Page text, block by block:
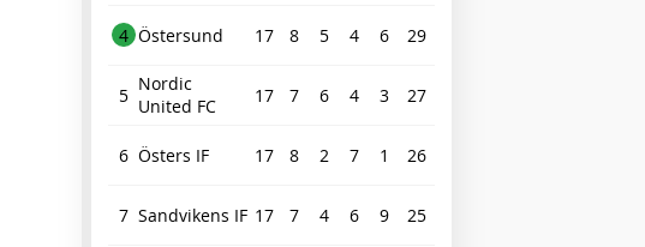
4 Östersund 17 8 5 4 6 29
5 Nordic
United FC
17 7 6 4 3 27
6 Östers IF 17 8 2 7 1 26
7 Sandvikens IF 17 7 4 6 9 25